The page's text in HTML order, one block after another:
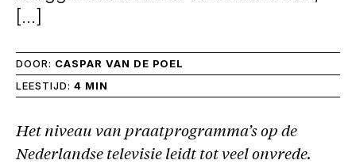
[…]
DOOR: CASPAR VAN DE POEL
LEESTIJD: 4 MIN
Het niveau van praatprogramma’s op de
Nederlandse televisie leidt tot veel onvrede.